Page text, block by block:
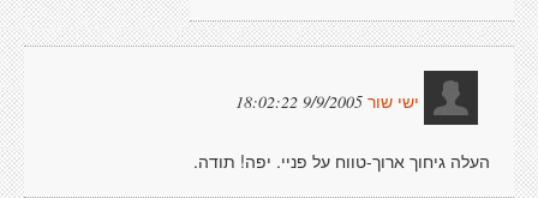
ישי שור 9/9/2005 18:02:22
העלה גיחוך ארוך-טווח על פניי. יפה! תודה.